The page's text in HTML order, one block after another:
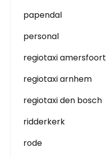
papendal
personal
regiotaxi amersfoort
regiotaxi arnhem
regiotaxi den bosch
ridderkerk
rode